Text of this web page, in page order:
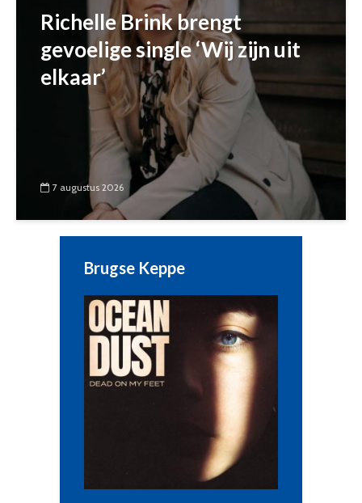
Richelle Brink brengt
gevoelige single ‘Wij zijn uit
elkaar’
7 augustus 2026
Brugse Keppe